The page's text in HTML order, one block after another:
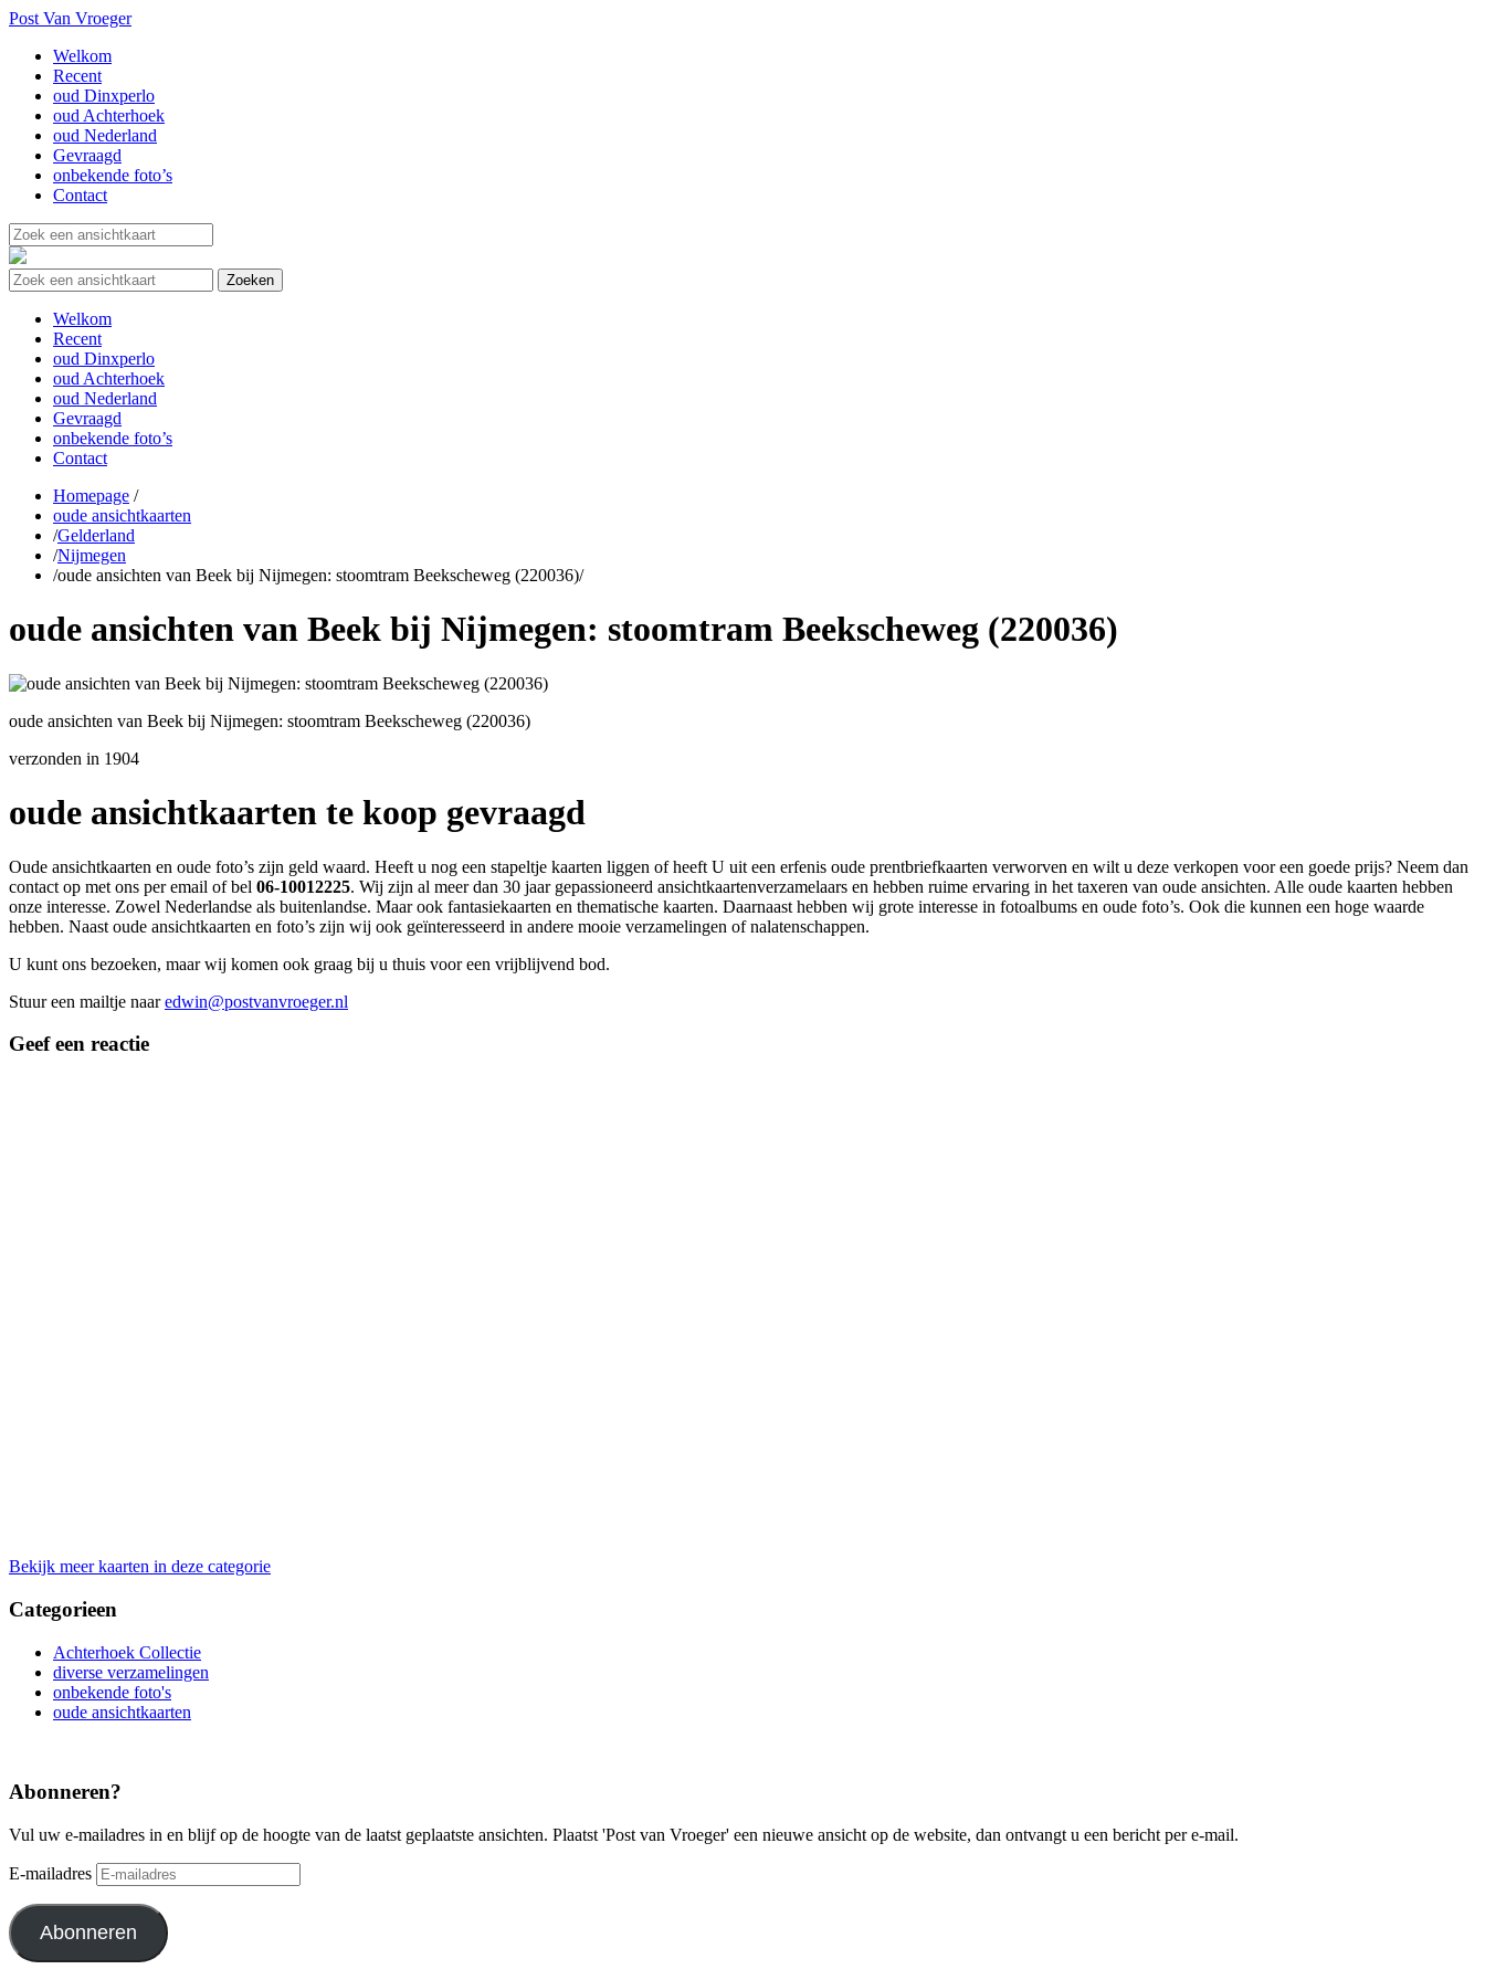
Post Van Vroeger
Welkom
Recent
oud Dinxperlo
oud Achterhoek
oud Nederland
Gevraagd
onbekende foto’s
Contact
Welkom
Recent
oud Dinxperlo
oud Achterhoek
oud Nederland
Gevraagd
onbekende foto’s
Contact
Homepage /
oude ansichtkaarten
/Gelderland
/Nijmegen
/oude ansichten van Beek bij Nijmegen: stoomtram Beekscheweg (220036)/
oude ansichten van Beek bij Nijmegen: stoomtram Beekscheweg (220036)
oude ansichten van Beek bij Nijmegen: stoomtram Beekscheweg (220036)
verzonden in 1904
oude ansichtkaarten te koop gevraagd
Oude ansichtkaarten en oude foto’s zijn geld waard. Heeft u nog een stapeltje kaarten liggen of heeft U uit een erfenis oude prentbriefkaarten verworven en wilt u deze verkopen voor een goede prijs? Neem dan
contact op met ons per email of bel 06-10012225. Wij zijn al meer dan 30 jaar gepassioneerd ansichtkaartenverzamelaars en hebben ruime ervaring in het taxeren van oude ansichten. Alle oude kaarten hebben
onze interesse. Zowel Nederlandse als buitenlandse. Maar ook fantasiekaarten en thematische kaarten. Daarnaast hebben wij grote interesse in fotoalbums en oude foto’s. Ook die kunnen een hoge waarde
hebben. Naast oude ansichtkaarten en foto’s zijn wij ook geïnteresseerd in andere mooie verzamelingen of nalatenschappen.
U kunt ons bezoeken, maar wij komen ook graag bij u thuis voor een vrijblijvend bod.
Stuur een mailtje naaredwin@postvanvroeger.nl
Geef een reactie
Bekijk meer kaarten in deze categorie
Categorieen
Achterhoek Collectie
diverse verzamelingen
onbekende foto's
oude ansichtkaarten
Abonneren?
Vul uw e-mailadres in en blijf op de hoogte van de laatst geplaatste ansichten. Plaatst 'Post van Vroeger' een nieuwe ansicht op de website, dan ontvangt u een bericht per e-mail.
E-mailadres
Abonneren